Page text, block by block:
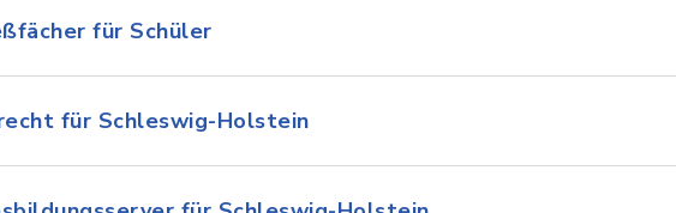
für Schüler
für Schleswig-Holstein